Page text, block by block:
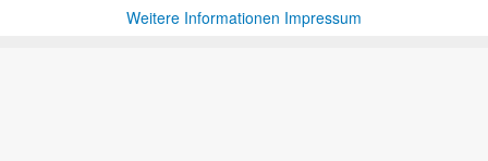
Weitere Informationen Impressum